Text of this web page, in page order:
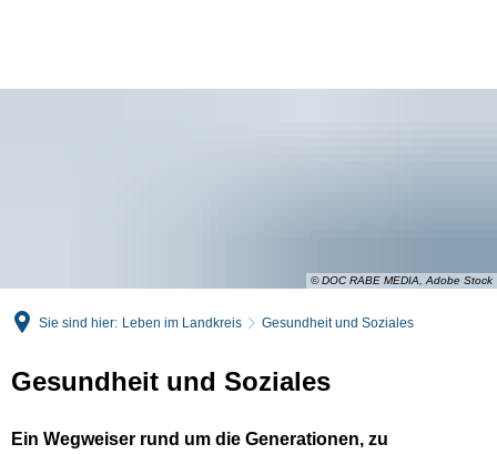
© DOC RABE MEDIA, Adobe Stock
Sie sind hier: Leben im Landkreis Gesundheit und Soziales
Gesundheit und Soziales
Ein Wegweiser rund um die Generationen, zu